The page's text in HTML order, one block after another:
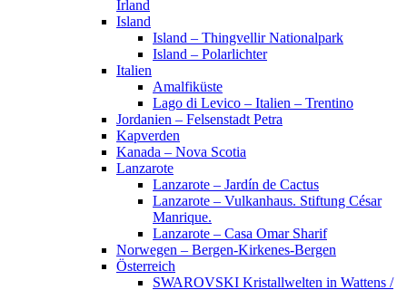
Irland
Island
Island – Thingvellir Nationalpark
Island – Polarlichter
Italien
Amalfiküste
Lago di Levico – Italien – Trentino
Jordanien – Felsenstadt Petra
Kapverden
Kanada – Nova Scotia
Lanzarote
Lanzarote – Jardín de Cactus
Lanzarote – Vulkanhaus. Stiftung César
Manrique.
Lanzarote – Casa Omar Sharif
Norwegen – Bergen-Kirkenes-Bergen
Österreich
SWAROVSKI Kristallwelten in Wattens /